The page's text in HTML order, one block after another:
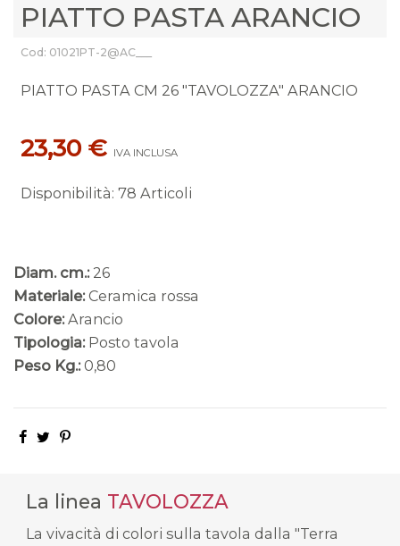
PIATTO PASTA ARANCIO
Cod: 01021PT-2@AC___
PIATTO PASTA CM 26 "TAVOLOZZA" ARANCIO
23,30 € IVA INCLUSA
Disponibilità: 78 Articoli
Diam. cm.: 26
Materiale: Ceramica rossa
Colore: Arancio
Tipologia: Posto tavola
Peso Kg.: 0,80
La linea TAVOLOZZA
La vivacità di colori sulla tavola dalla "Terra